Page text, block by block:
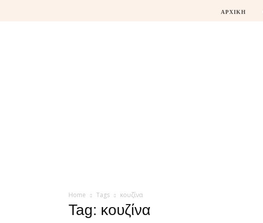
ΑΡΧΙΚΗ
Home Tags κουζίνα
Tag: κουζίνα